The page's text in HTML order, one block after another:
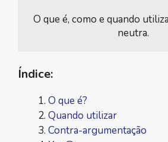
O que é, como e quando
neutra.
Índice:
O que é?
Quando utilizar
Contra-argumentação